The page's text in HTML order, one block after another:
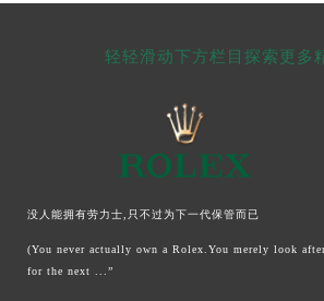
轻轻滑动下方栏目探索更多
没人能拥有劳力士,只不过为下一代保管而已
(You never actually own a Rolex.You merely look
for the next ...”